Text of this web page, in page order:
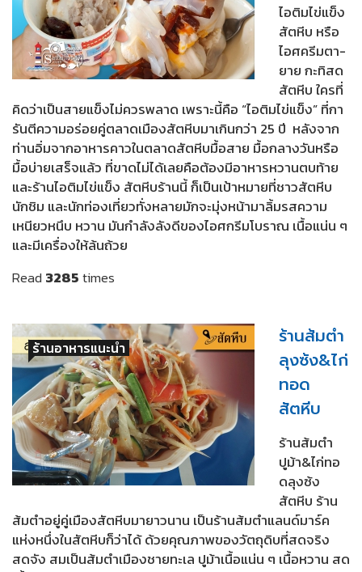
ไอติมไข่แข็ง
สัตหีบ หรือ
ไอศครีมตา-
ยาย กะทิสด
สัตหีบ ใครที่
คิดว่าเป็นสายแข็งไม่ควรพลาด เพราะนี้คือ “ไอติมไข่แข็ง” ที่กา
รันตีความอร่อยคู่ตลาดเมืองสัตหีบมาเกินกว่า 25 ปี หลังจาก
ท่านอิ่มจากอาหารคาวในตลาดสัตหีบมื้อสาย มื้อกลางวันหรือ
มื้อบ่ายเสร็จแล้ว ที่ขาดไม่ได้เลยคือต้องมีอาหารหวานตบท้าย
และร้านไอติมไข่แข็ง สัตหีบร้านนี้ ก็เป็นเป้าหมายที่ชาวสัตหีบ
นักชิม และนักท่องเที่ยวทั่งหลายมักจะมุ่งหน้ามาลิ้มรสความ
เหนียวหนึบ หวาน มันกำลังลังดีของไอศกรีมโบราณ เนื้อแน่น ๆ
และมีเครื่องให้ล้นถ้วย
Read 3285times
ร้านอาหารแนะนำ
ร้านส้มตำ
ลุงซ้ง&ไก่
ทอด
สัตหีบ
ร้านส้มตำ
ปูม้า&ไก่ทอ
ดลุงซ้ง
สัตหีบ ร้าน
ส้มตำอยู่คู่เมืองสัตหีบมายาวนาน เป็นร้านส้มตำแลนด์มาร์ค
แห่งหนึ่งในสัตหีบก็ว่าได้ ด้วยคุณภาพของวัตถุดิบที่สดจริง
สดจัง สมเป็นส้มตำเมืองชายทะเล ปูม้าเนื้อแน่น ๆ เนื้อหวาน สด